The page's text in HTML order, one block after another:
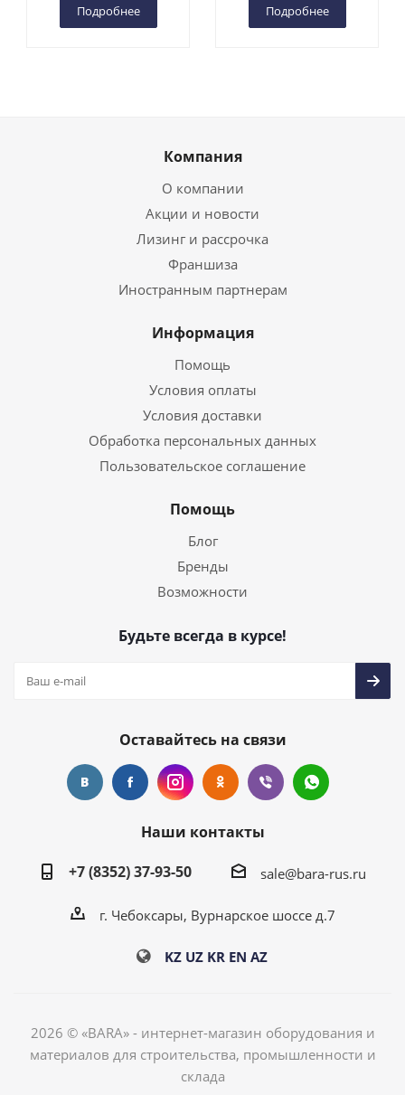
Подробнее Подробнее
Компания
О компании
Акции и новости
Лизинг и рассрочка
Франшиза
Иностранным партнерам
Информация
Помощь
Условия оплаты
Условия доставки
Обработка персональных данных
Пользовательское соглашение
Помощь
Блог
Бренды
Возможности
Будьте всегда в курсе!
Оставайтесь на связи
Наши контакты
+7 (8352) 37-93-50
sale@bara-rus.ru
г. Чебоксары, Вурнарское шоссе д.7
KZ UZ KR EN AZ
2026 © «BARA» - интернет-магазин оборудования и
материалов для строительства, промышленности и
склада